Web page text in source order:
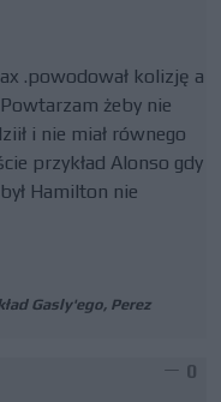
.powodował kolizję a
żeby nie
i nie miał równego
przykład Alonso gdy
Hamilton nie
Gasly'ego, Perez
0